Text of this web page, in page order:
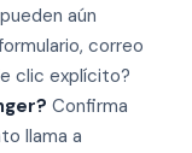
aún
correo
clic explícito?
Confirma
llama a